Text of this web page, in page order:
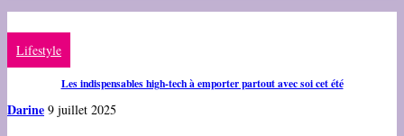
Lifestyle
Les indispensables high-tech à emporter partout avec soi cet été
Darine 9 juillet 2025